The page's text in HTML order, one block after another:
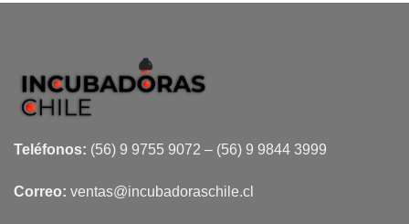
Teléfonos: (56) 9 9755 9072 – (56) 9 9844 3999
Correo: ventas@incubadoraschile.cl